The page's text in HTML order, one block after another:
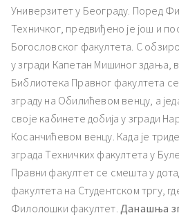
Универзитет у Београду. Поред
Техничког, предвиђено је још и
Богословског факултета. С
у згради Капетан Мишиног здања,
Библиотека Правног факултета
зграду на Обилићевом венцу, а
своје кабинете добија у згради
Косанчићевом венцу. Када је
зграда Техничких факултета у
Правни факултет се смешта у
факултета на Студентском тргу,
Филолошки факултет. Данашња